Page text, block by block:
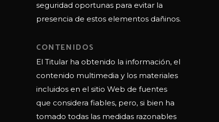
seguridad oportunas para evitar la
presencia de estos elementos dañinos.
CONTENIDOS
El Titular ha obtenido la información, el
contenido multimedia y los materiales
incluidos en el sitio Web de fuentes
que considera fiables, pero, si bien ha
tomado todas las medidas razonables